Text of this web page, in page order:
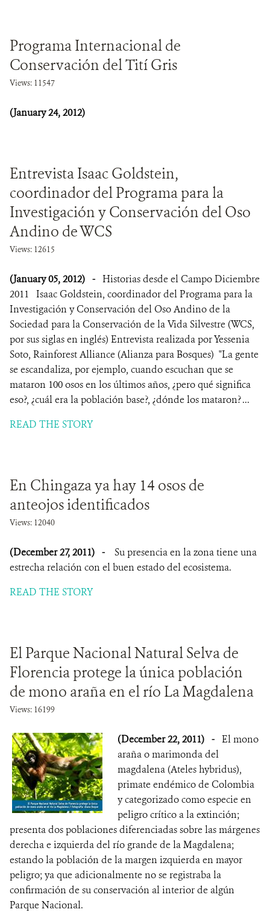
Programa Internacional de
Conservación del Tití Gris
Views: 11547
(January 24, 2012)
Entrevista Isaac Goldstein,
coordinador del Programa para la
Investigación y Conservación del Oso
Andino de WCS
Views: 12615
(January 05, 2012) - Historias desde el Campo Diciembre
2011 Isaac Goldstein, coordinador del Programa para la
Investigación y Conservación del Oso Andino de la
Sociedad para la Conservación de la Vida Silvestre (WCS,
por sus siglas en inglés) Entrevista realizada por Yessenia
Soto, Rainforest Alliance (Alianza para Bosques) "La gente
se escandaliza, por ejemplo, cuando escuchan que se
mataron 100 osos en los últimos años, ¿pero qué significa
eso?, ¿cuál era la población base?, ¿dónde los mataron? ...
READ THE STORY
En Chingaza ya hay 14 osos de
anteojos identificados
Views: 12040
(December 27, 2011) -
Su presencia en la zona tiene una
estrecha relación con el buen estado del ecosistema.
READ THE STORY
El Parque Nacional Natural Selva de
Florencia protege la única población
de mono araña en el río La Magdalena
Views: 16199
(December 22, 2011) - El mono
araña o marimonda del
magdalena (Ateles hybridus),
primate endémico de Colombia
y categorizado como especie en
peligro crítico a la extinción;
presenta dos poblaciones diferenciadas sobre las márgenes
derecha e izquierda del río grande de la Magdalena;
estando la población de la margen izquierda en mayor
peligro; ya que adicionalmente no se registraba la
confirmación de su conservación al interior de algún
Parque Nacional.